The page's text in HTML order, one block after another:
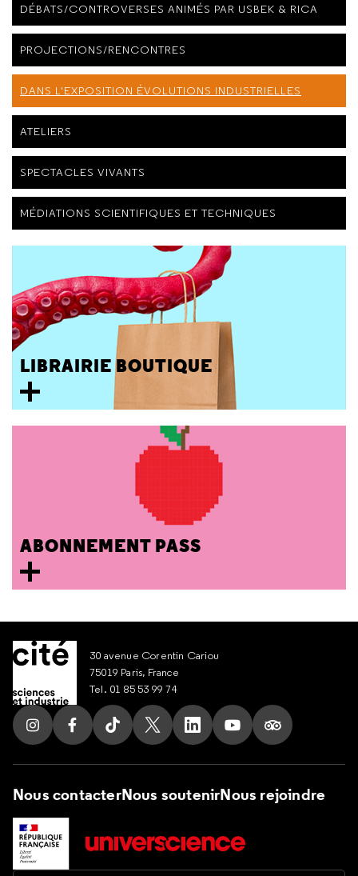
DÉBATS/CONTROVERSES ANIMÉS PAR USBEK & RICA
PROJECTIONS/RENCONTRES
DANS L'EXPOSITION ÉVOLUTIONS INDUSTRIELLES
ATELIERS
SPECTACLES VIVANTS
MÉDIATIONS SCIENTIFIQUES ET TECHNIQUES
LIBRAIRIE BOUTIQUE
ABONNEMENT PASS
30 avenue Corentin Cariou
75019 Paris, France
Tel. 01 85 53 99 74
Suivez nous sur Instagram
Suivez nous sur Facebook
Suivez nous sur Tik Tok
Suivez nous sur X
Suivez nous sur LinkedIn
Suivez nous sur
Suivez nous
Nous contacterNous soutenirNous rejoindre